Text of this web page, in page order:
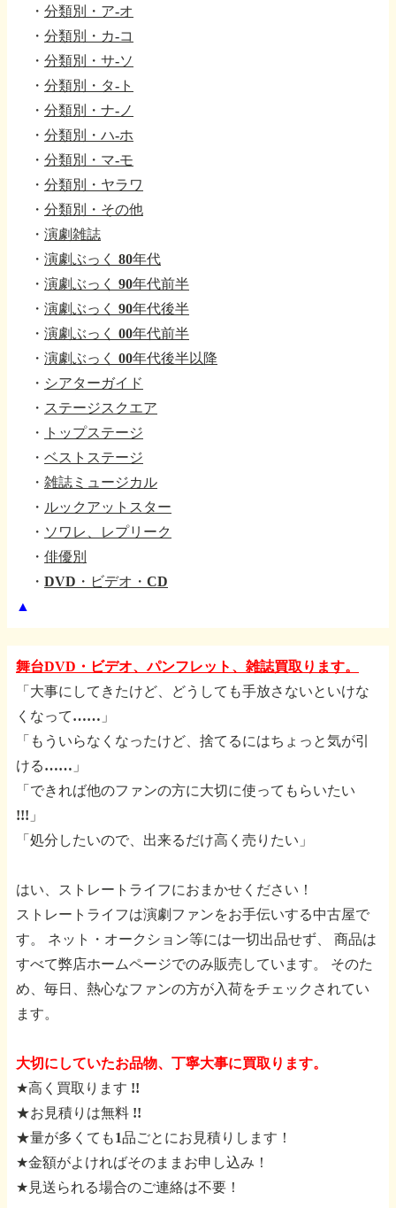
・ 分類別・ア-オ
・ 分類別・カ-コ
・ 分類別・サ-ソ
・ 分類別・タ-ト
・ 分類別・ナ-ノ
・ 分類別・ハ-ホ
・ 分類別・マ-モ
・ 分類別・ヤラワ
・ 分類別・その他
・ 演劇雑誌
・ 演劇ぶっく 80年代
・ 演劇ぶっく 90年代前半
・ 演劇ぶっく 90年代後半
・ 演劇ぶっく 00年代前半
・ 演劇ぶっく 00年代後半以降
・ シアターガイド
・ ステージスクエア
・
トップステージ
・ ベストステージ
・ 雑誌ミュージカル
・ ルックアットスター
・ ソワレ、レプリーク
・ 俳優別
・ DVD・ビデオ・CD
▲
舞台DVD・ビデオ、パンフレット、雑誌買取ります。
「大事にしてきたけど、どうしても手放さないといけな
くなって……」
「もういらなくなったけど、捨てるにはちょっと気が引
ける……」
「できれば他のファンの方に大切に使ってもらいたい
!!!」
「処分したいので、出来るだけ高く売りたい」
はい、ストレートライフにおまかせください！
ストレートライフは演劇ファンをお手伝いする中古屋で
す。
ネット・オークション等には一切出品せず、
商品は
すべて弊店ホームページでのみ販売しています。
そのた
め、毎日、熱心なファンの方が入荷をチェックされてい
ます。
大切にしていたお品物、丁寧大事に買取ります。
★高く買取ります !!
★お見積りは無料 !!
★量が多くても1品ごとにお見積りします！
★金額がよければそのままお申し込み！
★見送られる場合のご連絡は不要！